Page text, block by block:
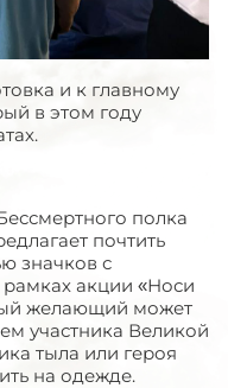
и к главному
в этом году
полка
почтить
значков с
акции «Носи
желающий может
участника Великой
тыла или героя
на одежде.